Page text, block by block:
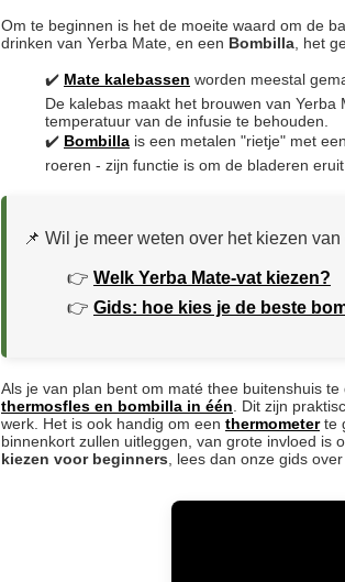
Om te beginnen is het de moeite waard om de
drinken van Yerba Mate, en een Bombilla , het
✔️ Mate kalebassen worden meestal
De kalebas maakt het brouwen van
temperatuur van de infusie te behouden.
✔️ Bombilla is een metalen "rietje" met
roeren - zijn functie is om de bladeren
📌 Wil je meer weten over het kiezen
👉 Welk Yerba Mate-vat kiezen?
👉 Gids: hoe kies je de beste
Als je van plan bent om maté thee buitenshuis
thermosfles en bombilla in één . Dit zijn
werk. Het is ook handig om een thermometerte
binnenkort zullen uitleggen, van grote invloed is
kiezen voor beginners , lees dan onze gids over